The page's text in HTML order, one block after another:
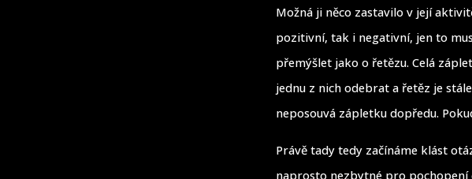
Možná ji něco zastavilo v její
pozitivní, tak i negativní, jen to
přemýšlet jako o řetězu. Celá
jednu z nich odebrat a řetěz je
neposouvá zápletku dopředu.
Právě tady tedy začínáme klást
naprosto nezbytné pro pochopení